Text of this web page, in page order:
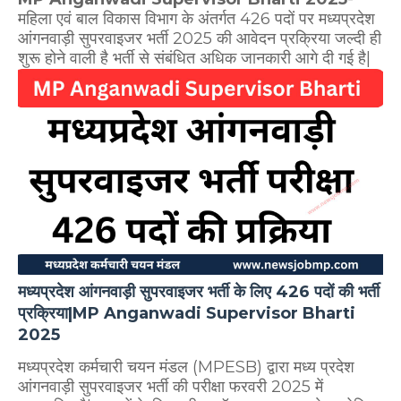
महिला एवं बाल विकास विभाग के अंतर्गत 426 पदों पर मध्यप्रदेश
आंगनवाड़ी सुपरवाइजर भर्ती 2025 की आवेदन प्रक्रिया जल्दी ही
शुरू होने वाली है भर्ती से संबंधित अधिक जानकारी आगे दी गई है|
मध्यप्रदेश आंगनवाड़ी सुपरवाइजर भर्ती के लिए 426 पदों की भर्ती
प्रक्रिया|MP Anganwadi Supervisor Bharti
2025
मध्यप्रदेश कर्मचारी चयन मंडल (MPESB) द्वारा मध्य प्रदेश
आंगनवाड़ी सुपरवाइजर भर्ती की परीक्षा फरवरी 2025 में